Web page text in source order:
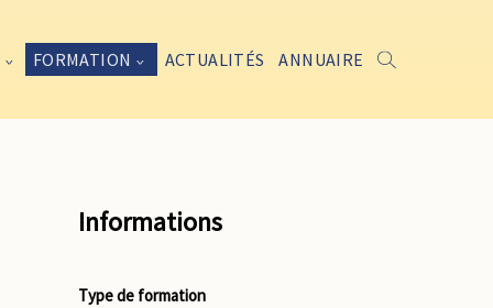
FORMATION ACTUALITÉS ANNUAIRE
Informations
Type de formation